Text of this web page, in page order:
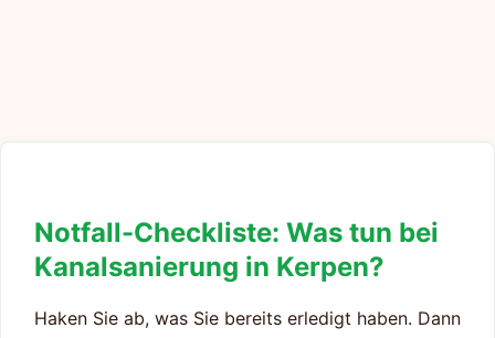
Notfall-Checkliste: Was tun bei
Kanalsanierung in Kerpen?
Haken Sie ab, was Sie bereits erledigt haben. Dann